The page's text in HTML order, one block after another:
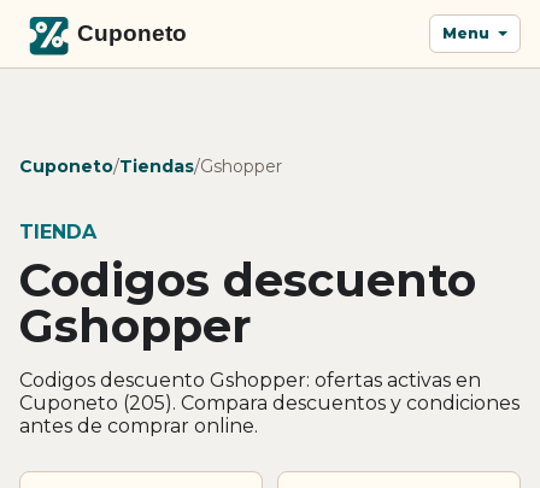
Menu
Cuponeto/Tiendas/Gshopper
TIENDA
Codigos descuento
Gshopper
Codigos descuento Gshopper: ofertas activas en
Cuponeto (205). Compara descuentos y condiciones
antes de comprar online.